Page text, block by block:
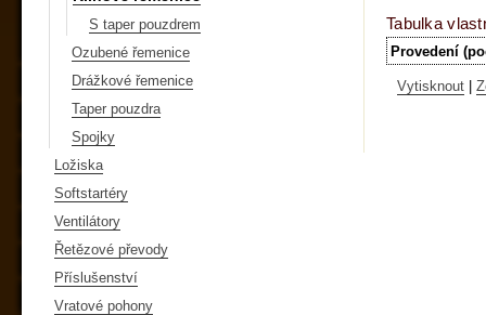
S taper pouzdrem
Ozubené řemenice
Drážkové řemenice
Taper pouzdra
Spojky
Ložiska
Softstartéry
Ventilátory
Řetězové převody
Příslušenství
Vratové pohony
Tabulka
Provedení
Vytisknout